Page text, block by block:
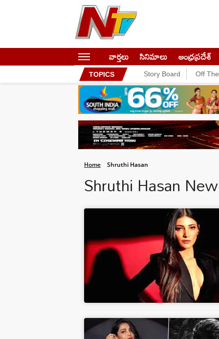
వార్తలు సినిమాలు ఆంధ్రప్రదేశ్
TOPICS Story Board Off
Home Shruthi Hasan
Shruthi Hasan